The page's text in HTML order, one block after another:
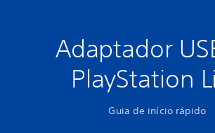
Adaptador
PlayStation
Guia de início rápido